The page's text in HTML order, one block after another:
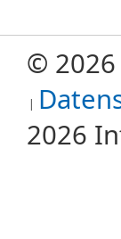
© 2026
2026